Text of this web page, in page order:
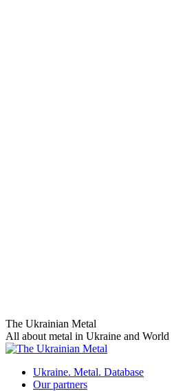
Skip
to
content
The Ukrainian Metal
All about metal in Ukraine and World
Ukraine. Metal. Database
Our partners